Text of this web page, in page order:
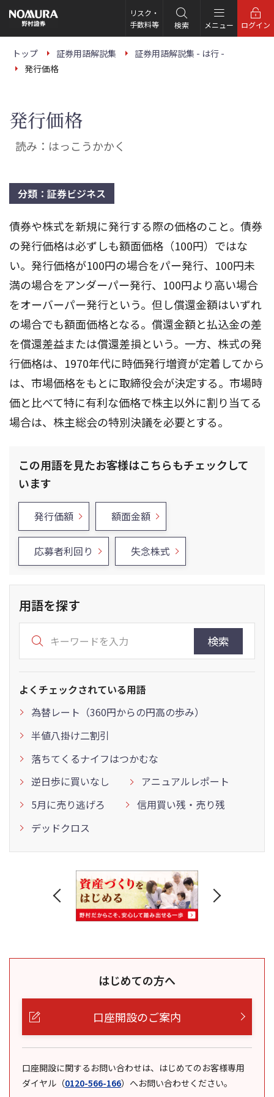
の
ー
リスク・
手数料等
検索 メニュー ログイン
トップ 証券用語解説集
証券用語解説集 - は行 -
発行価格
発行価格
読み：はっこうかかく
分類：証券ビジネス
債券や株式を新規に発行する際の価格のこと。債券
の発行価格は必ずしも額面価格（100円）ではな
い。発行価格が100円の場合をパー発行、100円未
満の場合をアンダーパー発行、100円より高い場合
をオーバーパー発行という。但し償還金額はいずれ
の場合でも額面価格となる。償還金額と払込金の差
を償還差益または償還差損という。一方、株式の発
行価格は、1970年代に時価発行増資が定着してから
は、市場価格をもとに取締役会が決定する。市場時
価と比べて特に有利な価格で株主以外に割り当てる
場合は、株主総会の特別決議を必要とする。
この用語を見たお客様はこちらもチェックして
います
発行価額 額面金額
応募者利回り 失念株式
用語を探す
検索
よくチェックされている用語
為替レート（360円からの円高の歩み）
半値八掛け二割引
落ちてくるナイフはつかむな
逆日歩に買いなし
アニュアルレポート
5月に売り逃げろ
信用買い残・売り残
デッドクロス
はじめての方へ
口座開設のご案内
口座開設に関するお問い合わせは、はじめてのお客様専用
ダイヤル （0120-566-166） へお問い合わせください。